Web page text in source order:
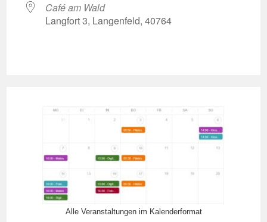
Café am Wald
Langfort 3, Langenfeld, 40764
Alle Veranstaltungen im Kalenderformat